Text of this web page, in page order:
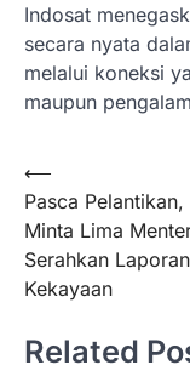
Indosat
secara nyata
melalui koneksi
maupun
Navigasi
pos
⟵
Pasca Pelantikan,
Minta Lima
Serahkan
Kekayaan
Related